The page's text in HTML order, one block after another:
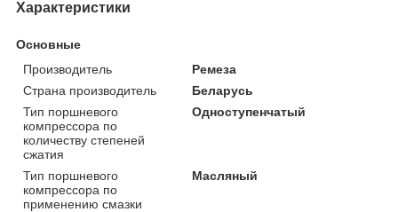
Характеристики
Основные
Производитель
Ремеза
Страна производитель
Беларусь
Тип поршневого
компрессора по
количеству степеней
сжатия
Одноступенчатый
Тип поршневого
компрессора по
применению смазки
Масляный